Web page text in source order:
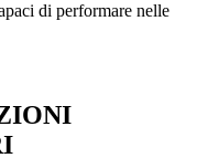
di performare nelle